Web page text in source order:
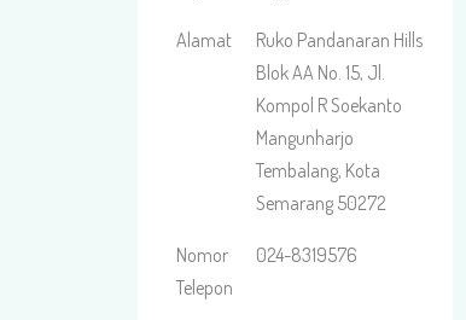
Alamat
Ruko Pandanaran Hills
Blok AA No. 15, Jl.
Kompol R Soekanto
Mangunharjo
Tembalang, Kota
Semarang 50272
Nomor
Telepon
024-8319576